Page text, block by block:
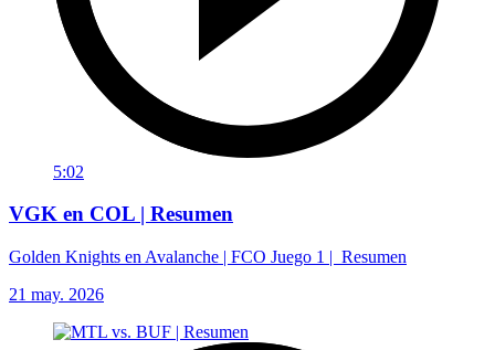
5:02
VGK en COL | Resumen
Golden Knights en Avalanche | FCO Juego 1 | Resumen
21 may. 2026